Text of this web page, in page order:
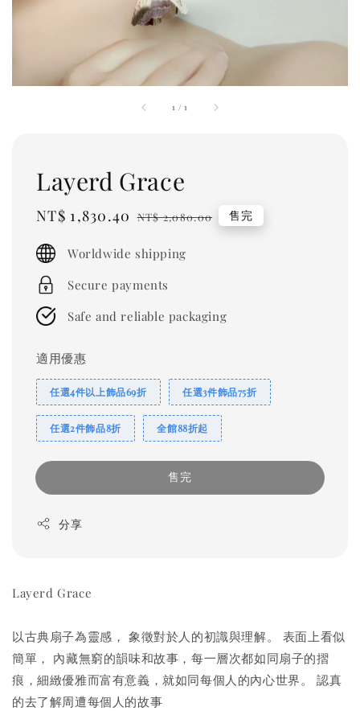
1 /1
Layerd Grace
Sale
NT$ 1,830.40 Regular
NT$ 2,080.00 售完
Worldwide shipping
Secure payments
Safe and reliable packaging
適用優惠
任選4件以上飾品69折 任選3件飾品75折
任選2件飾品8折 全館88折起
售完
分享
Layerd Grace
以古典扇子為靈感， 象徵對於人的初識與理解。 表面上看似
簡單， 內藏無窮的韻味和故事，每一層次都如同扇子的摺
痕，細緻優雅而富有意義，就如同每個人的內心世界。 認真
的去了解周遭每個人的故事